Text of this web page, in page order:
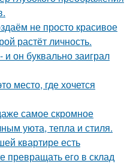
не просто красивое
растёт личность.
он буквально заиграл
место, где хочется
самое скромное
уюта, тепла и стиля.
квартире есть
превращать его в склад